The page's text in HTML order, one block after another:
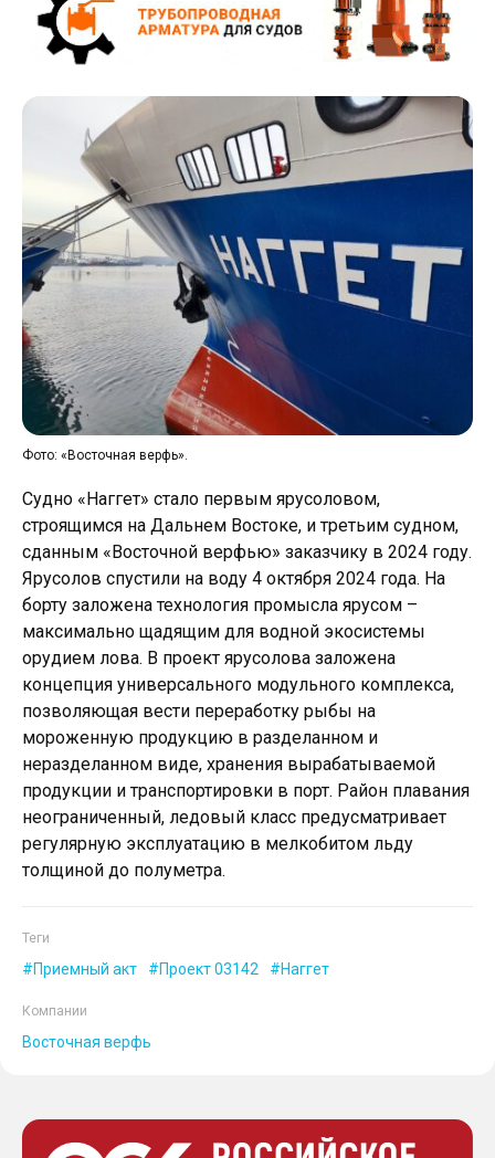
Фото: «Восточная верфь».
Судно «Наггет» стало первым ярусоловом,
строящимся на Дальнем Востоке, и третьим судном,
сданным «Восточной верфью» заказчику в 2024 году.
Ярусолов спустили на воду 4 октября 2024 года. На
борту заложена технология промысла ярусом –
максимально щадящим для водной экосистемы
орудием лова. В проект ярусолова заложена
концепция универсального модульного комплекса,
позволяющая вести переработку рыбы на
мороженную продукцию в разделанном и
неразделанном виде, хранения вырабатываемой
продукции и транспортировки в порт. Район плавания
неограниченный, ледовый класс предусматривает
регулярную эксплуатацию в мелкобитом льду
толщиной до полуметра.
Теги
Приемный акт Проект 03142 Наггет
Компании
Восточная верфь